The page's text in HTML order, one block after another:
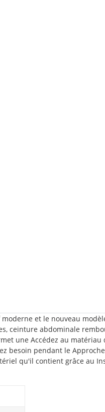
et le nouveau
ceinture abdominale
une Accédez au
besoin pendant le
qu'il contient grâce au